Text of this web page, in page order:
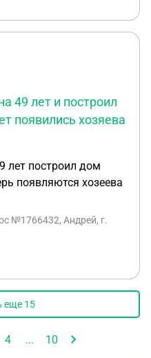
49 лет и построил
появились хозяева
лет построил дом
появляются хозеева
№1766432, Андрей, г.
еще 15
4 ... 10